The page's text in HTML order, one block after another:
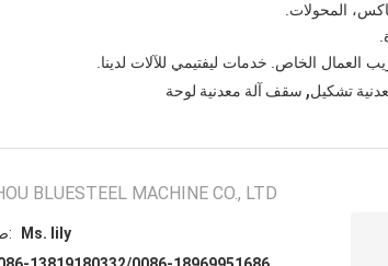
المحولات.
العمال الخاص. خدمات ليفتيمي للآلات لدينا.
تشكيل, سقف آلة معدنية لوحة
BLUESTEEL MACHINE CO., LTD
Ms. lily